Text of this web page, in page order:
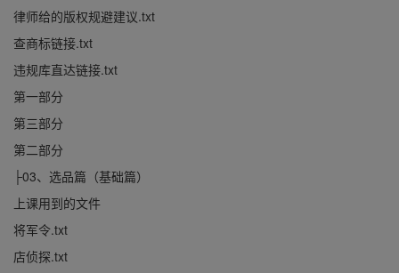
律师给的版权规避建议.txt
查商标链接.txt
违规库直达链接.txt
第一部分
第三部分
第二部分
├03、选品篇（基础篇）
上课用到的文件
将军令.txt
店侦探.txt